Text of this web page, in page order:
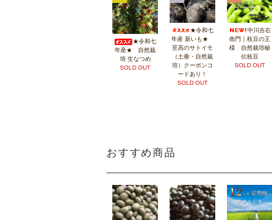
★令和七
年産★ 自然栽
培 生なつめ
SOLD OUT
★令和七
年産 新いも★
至高のサトイモ
（土垂・自然栽
培）クーポンコ
ードあり！
SOLD OUT
中川吉右
衛門｜枝豆の王
様 自然栽培秘
伝枝豆
SOLD OUT
おすすめ商品